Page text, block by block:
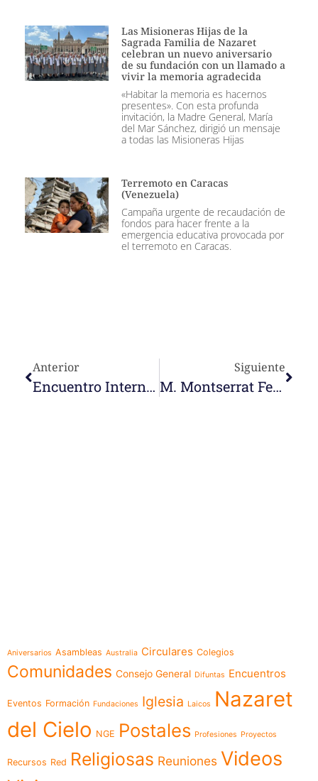
Las Misioneras Hijas de la
Sagrada Familia de Nazaret
celebran un nuevo aniversario
de su fundación con un llamado a
vivir la memoria agradecida
«Habitar la memoria es hacernos
presentes». Con esta profunda
invitación, la Madre General, María
del Mar Sánchez, dirigió un mensaje
a todas las Misioneras Hijas
Terremoto en Caracas
(Venezuela)
Campaña urgente de recaudación de
fondos para hacer frente a la
emergencia educativa provocada por
el terremoto en Caracas.
Anterior
Encuentro Internacional De La Familia. Alumn@s De Infantil Y Primaria
Siguiente
M. Montserrat Felicita La Navidad Desde Timor-Leste
Aniversarios Asambleas Australia Circulares Colegios
Comunidades Consejo General Difuntas Encuentros
Eventos Formación Fundaciones Iglesia Laicos
Nazaret
del Cielo NGE Postales Profesiones Proyectos
Recursos Red Religiosas Reuniones Videos